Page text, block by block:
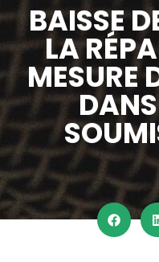
BAISSE
LA
MESURE